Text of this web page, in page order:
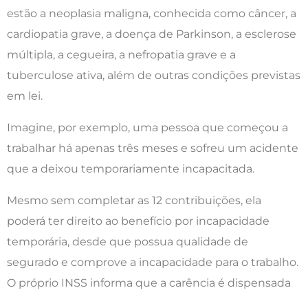
estão a neoplasia maligna, conhecida como câncer, a
cardiopatia grave, a doença de Parkinson, a esclerose
múltipla, a cegueira, a nefropatia grave e a
tuberculose ativa, além de outras condições previstas
em lei.
Imagine, por exemplo, uma pessoa que começou a
trabalhar há apenas três meses e sofreu um acidente
que a deixou temporariamente incapacitada.
Mesmo sem completar as 12 contribuições, ela
poderá ter direito ao benefício por incapacidade
temporária, desde que possua qualidade de
segurado e comprove a incapacidade para o trabalho.
O próprio INSS informa que a carência é dispensada